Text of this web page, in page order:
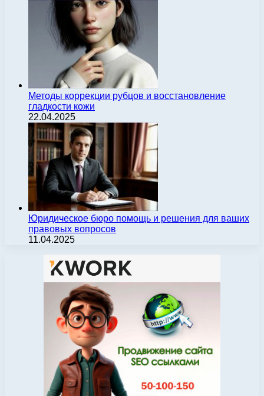
Методы коррекции рубцов и восстановление
гладкости кожи
22.04.2025
Юридическое бюро помощь и решения для ваших
правовых вопросов
11.04.2025